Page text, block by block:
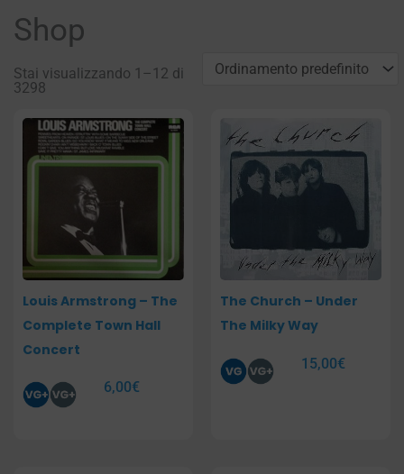
Shop
Stai visualizzando 1–12 di
3298
Louis Armstrong – The
Complete Town Hall
Concert
6,00€
The Church – Under
The Milky Way
15,00€
PaginaPagina